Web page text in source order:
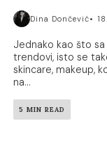
Dina Dončević
Jednako kao što
trendovi, isto se
skincare, makeup,
na...
5 MIN READ